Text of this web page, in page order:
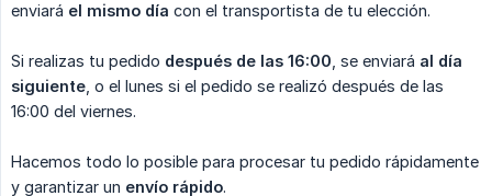
enviará el mismo día con el transportista de tu elección.
Si realizas tu pedido después de las 16:00 , se enviará al día
siguiente , o el lunes si el pedido se realizó después de las
16:00 del viernes.
Hacemos todo lo posible para procesar tu pedido rápidamente
y garantizar un envío rápido.